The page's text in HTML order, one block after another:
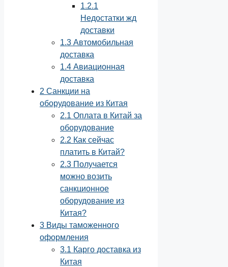
1.2.1
Недостатки жд
доставки
1.3 Автомобильная
доставка
1.4 Авиационная
доставка
2 Санкции на
оборудование из Китая
2.1 Оплата в Китай за
оборудование
2.2 Как сейчас
платить в Китай?
2.3 Получается
можно возить
санкционное
оборудование из
Китая?
3 Виды таможенного
оформления
3.1 Карго доставка из
Китая